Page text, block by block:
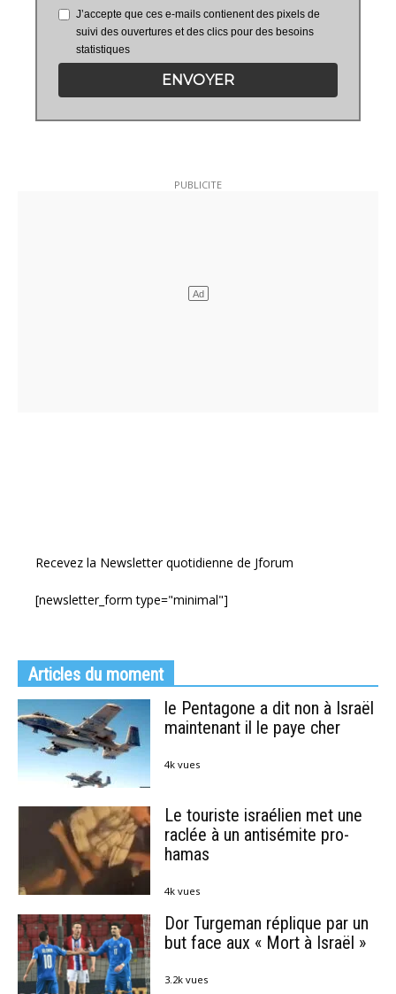
J’accepte que ces e-mails contienent des pixels de
suivi des ouvertures et des clics pour des besoins
statistiques
ENVOYER
Recevez la Newsletter quotidienne de Jforum
[newsletter_form type="minimal"]
Articles du moment
le Pentagone a dit non à Israël
maintenant il le paye cher
4k vues
Le touriste israélien met une
raclée à un antisémite pro-
hamas
4k vues
Dor Turgeman réplique par un
but face aux « Mort à Israël »
3.2k vues